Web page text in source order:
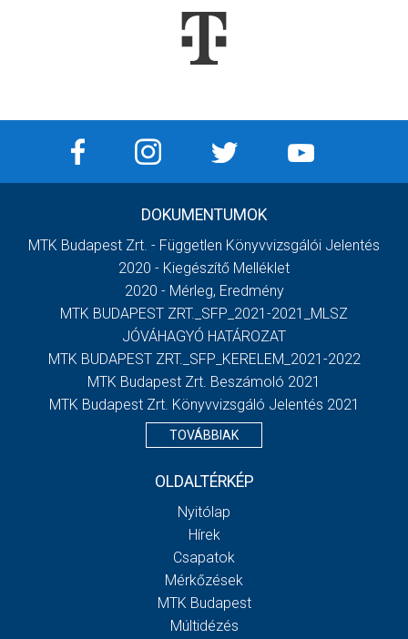
DOKUMENTUMOK
MTK Budapest Zrt. - Független Könyvvizsgálói Jelentés
2020 - Kiegészítő Melléklet
2020 - Mérleg, Eredmény
MTK BUDAPEST ZRT._SFP_2021-2021_MLSZ
JÓVÁHAGYÓ HATÁROZAT
MTK BUDAPEST ZRT._SFP_KERELEM_2021-2022
MTK Budapest Zrt. Beszámoló 2021
MTK Budapest Zrt. Könyvvizsgáló Jelentés 2021
TOVÁBBIAK
OLDALTÉRKÉP
Nyitólap
Hírek
Csapatok
Mérkőzések
MTK Budapest
Múltidézés